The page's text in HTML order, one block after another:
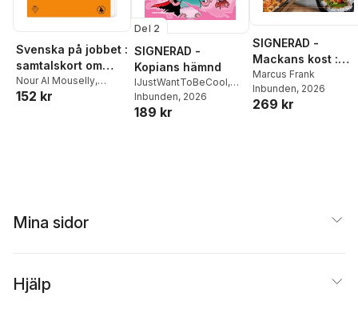
Svenska på jobbet :
samtalskort om
generella
arbetslivskompeten
Nour Al Mouselly,
Carina Blomgren
152 kr
Del 2
SIGNERAD -
Kopians hämnd
IJustWantToBeCool,
Joel Adolphson
Ejdemo Beer
Inbunden, 2026
189 kr
SIGNERAD -
Mackans kost :
Middagar och
matlådor
Marcus Frank
Inbunden, 2026
269 kr
Mina sidor
Hjälp